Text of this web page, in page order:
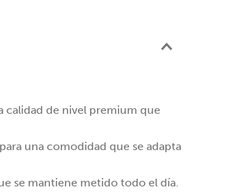
calidad de nivel premium que
una comodidad que se adapta
se mantiene metido todo el día.